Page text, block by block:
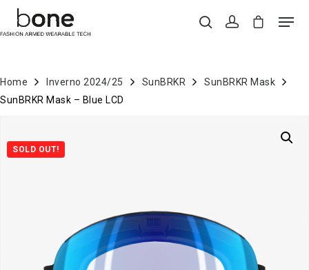
Hit enter to search or ESC to close
Home Inverno 2024/25 SunBRKR
SunBRKR Mask
SunBRKR Mask – Blue LCD
SOLD OUT!